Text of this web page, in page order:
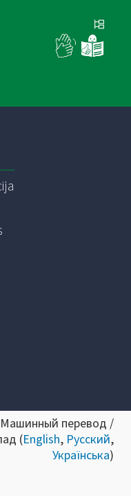
перевод /
(English, Русский,
Українська)